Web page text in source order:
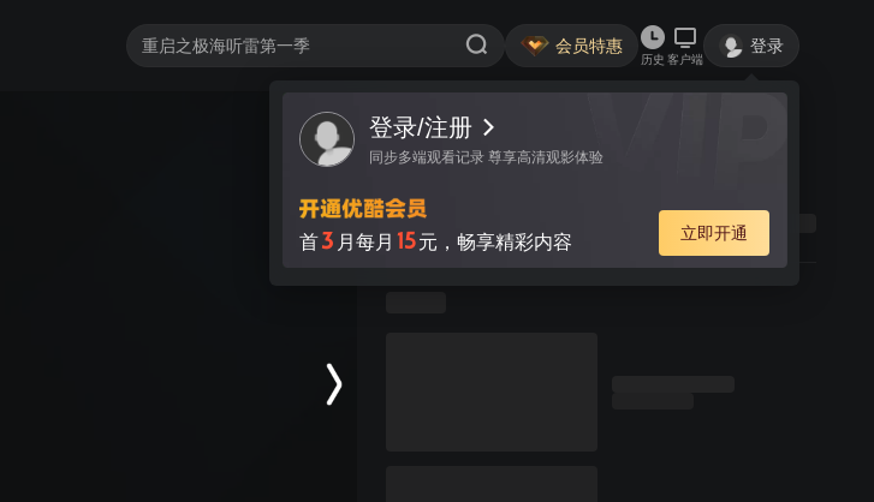
会员特惠
历史 客户端
登录
登录/注册
同步多端观看记录 尊享高清观影体验
首3 月每月 15元，畅享精彩内容 立即开通